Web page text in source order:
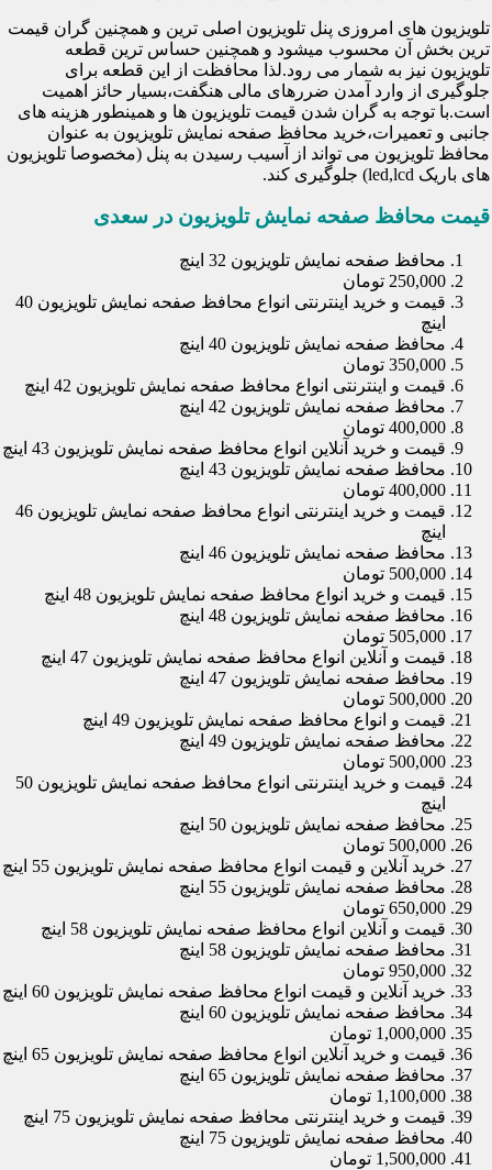
تلویزیون های امروزی پنل تلویزیون اصلی ترین و همچنین گران قیمت
ترین بخش آن محسوب میشود و همچنین حساس ترین قطعه
تلویزیون نیز به شمار می رود.لذا محافظت از این قطعه برای
جلوگیری از وارد آمدن ضررهای مالی هنگفت،بسیار حائز اهمیت
است.با توجه به گران شدن قیمت تلویزیون ها و همینطور هزینه های
جانبی و تعمیرات،خرید محافظ صفحه نمایش تلویزیون به عنوان
محافظ تلویزیون می تواند از آسیب رسیدن به پنل (مخصوصا تلویزیون
های باریک led,lcd) جلوگیری کند.
قیمت محافظ صفحه نمایش تلویزیون در سعدی
محافظ صفحه نمایش تلویزیون 32 اینچ
250,000 تومان
قیمت و خرید اینترنتی انواع محافظ صفحه نمایش تلویزیون 40
اینچ
محافظ صفحه نمایش تلویزیون 40 اینچ
350,000 تومان
قیمت و اینترنتی انواع محافظ صفحه نمایش تلویزیون 42 اینچ
محافظ صفحه نمایش تلویزیون 42 اینچ
400,000 تومان
قیمت و خرید آنلاین انواع محافظ صفحه نمایش تلویزیون 43 اینچ
محافظ صفحه نمایش تلویزیون 43 اینچ
400,000 تومان
قیمت و خرید اینترنتی انواع محافظ صفحه نمایش تلویزیون 46
اینچ
محافظ صفحه نمایش تلویزیون 46 اینچ
500,000 تومان
قیمت و خرید انواع محافظ صفحه نمایش تلویزیون 48 اینچ
محافظ صفحه نمایش تلویزیون 48 اینچ
505,000 تومان
قیمت و آنلاین انواع محافظ صفحه نمایش تلویزیون 47 اینچ
محافظ صفحه نمایش تلویزیون 47 اینچ
500,000 تومان
قیمت و انواع محافظ صفحه نمایش تلویزیون 49 اینچ
محافظ صفحه نمایش تلویزیون 49 اینچ
500,000 تومان
قیمت و خرید اینترنتی انواع محافظ صفحه نمایش تلویزیون 50
اینچ
محافظ صفحه نمایش تلویزیون 50 اینچ
500,000 تومان
خرید آنلاین و قیمت انواع محافظ صفحه نمایش تلویزیون 55 اینچ
محافظ صفحه نمایش تلویزیون 55 اینچ
650,000 تومان
قیمت و آنلاین انواع محافظ صفحه نمایش تلویزیون 58 اینچ
محافظ صفحه نمایش تلویزیون 58 اینچ
950,000 تومان
خرید آنلاین و قیمت انواع محافظ صفحه نمایش تلویزیون 60 اینچ
محافظ صفحه نمایش تلویزیون 60 اینچ
1,000,000 تومان
قیمت و خرید آنلاین انواع محافظ صفحه نمایش تلویزیون 65 اینچ
محافظ صفحه نمایش تلویزیون 65 اینچ
1,100,000 تومان
قیمت و خرید اینترنتی محافظ صفحه نمایش تلویزیون 75 اینچ
محافظ صفحه نمایش تلویزیون 75 اینچ
1,500,000 تومان